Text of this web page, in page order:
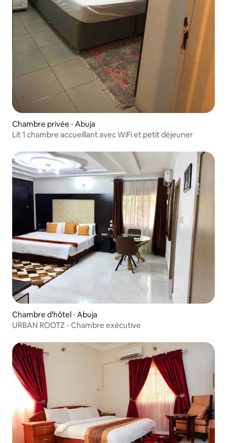
Chambre privée ⋅ Abuja
Lit 1 chambre accueillant avec WiFi et petit déjeuner
Chambre d'hôtel ⋅ Abuja
URBAN ROOTZ - Chambre exécutive